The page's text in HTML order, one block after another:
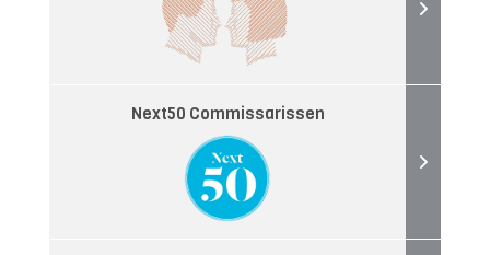
Next50 Commissarissen